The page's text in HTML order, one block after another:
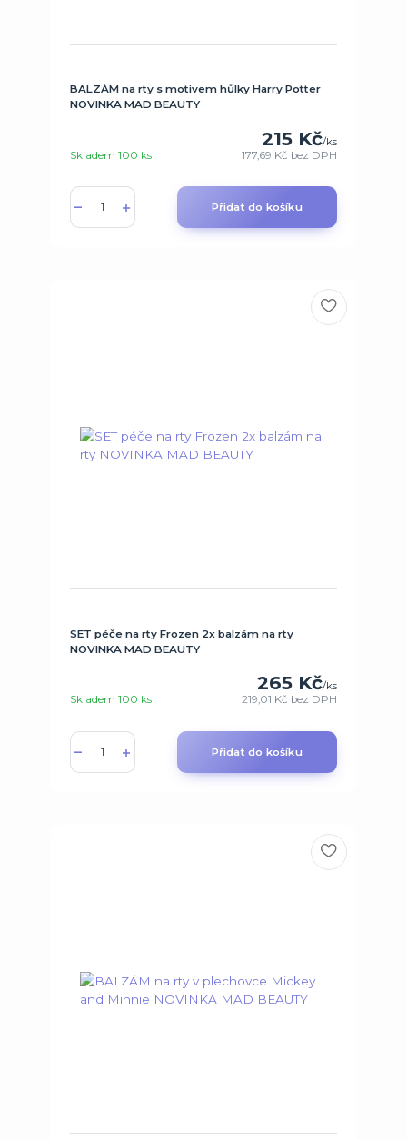
BALZÁM na rty s motivem hůlky Harry Potter
NOVINKA MAD BEAUTY
215 Kč/ks
177,69 Kč bez DPH
Skladem 100 ks
Přidat do košíku
SET péče na rty Frozen 2x balzám na rty
NOVINKA MAD BEAUTY
265 Kč/ks
219,01 Kč bez DPH
Skladem 100 ks
Přidat do košíku